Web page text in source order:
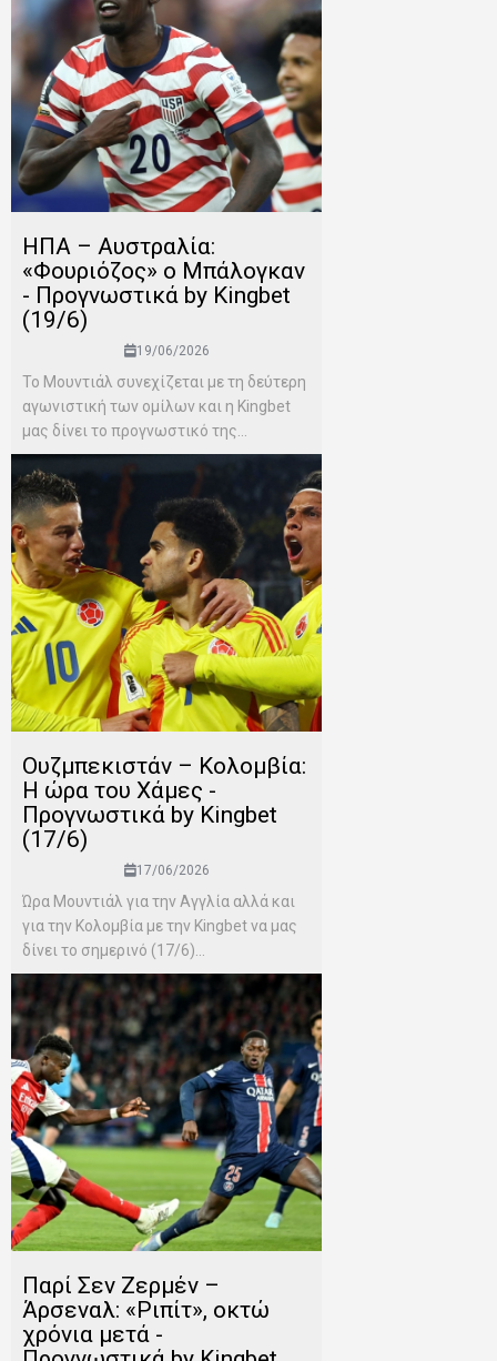
ΗΠΑ – Αυστραλία:
«Φουριόζος» ο Μπάλογκαν
- Προγνωστικά by Kingbet
(19/6)
19/06/2026
Το Μουντιάλ συνεχίζεται με τη δεύτερη
αγωνιστική των ομίλων και η Kingbet
μας δίνει το προγνωστικό της...
Ουζμπεκιστάν – Κολομβία:
Η ώρα του Χάμες -
Προγνωστικά by Kingbet
(17/6)
17/06/2026
Ώρα Μουντιάλ για την Αγγλία αλλά και
για την Κολομβία με την Kingbet να μας
δίνει το σημερινό (17/6)...
Παρί Σεν Ζερμέν –
Άρσεναλ: «Ριπίτ», οκτώ
χρόνια μετά -